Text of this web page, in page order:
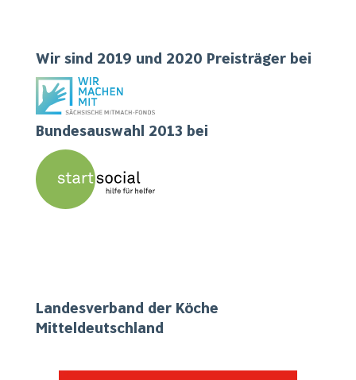
Wir sind 2019 und 2020 Preisträger bei
Bundesauswahl 2013 bei
Landesverband der Köche
Mitteldeutschland